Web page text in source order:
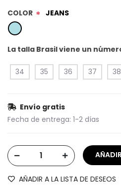
COLOR * JEANS
La talla Brasil viene un
34 35 36 37 38
Envío gratis
Fecha de entrega: 1-2 días
AÑADIR A LA LISTA DE DESEOS